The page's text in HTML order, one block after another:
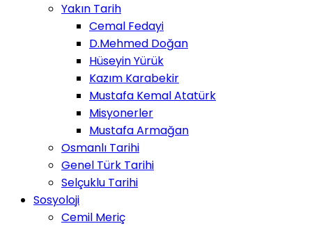
Yakın Tarih
Cemal Fedayi
D.Mehmed Doğan
Hüseyin Yürük
Kazım Karabekir
Mustafa Kemal Atatürk
Misyonerler
Mustafa Armağan
Osmanlı Tarihi
Genel Türk Tarihi
Selçuklu Tarihi
Sosyoloji
Cemil Meriç